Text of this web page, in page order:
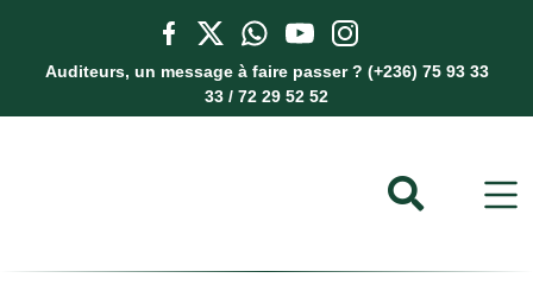
Auditeurs, un message à faire passer ? (+236) 75 93 33
33 / 72 29 52 52